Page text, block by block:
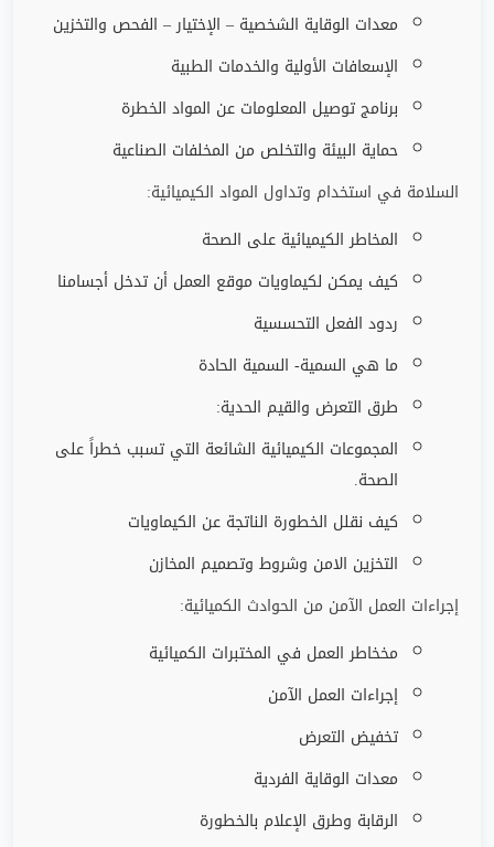
معدات الوقاية الشخصية – الإختيار – الفحص والتخزين
الإسعافات الأولية والخدمات الطبية
برنامج توصيل المعلومات عن المواد الخطرة
حماية البيئة والتخلص من المخلفات الصناعية
السلامة في استخدام وتداول المواد الكيميائية:
المخاطر الكيميائية على الصحة
كيف يمكن لكيماويات موقع العمل أن تدخل أجسامنا
ردود الفعل التحسسية
ما هي السمية- السمية الحادة
طرق التعرض والقيم الحدية:
المجموعات الكيميائية الشائعة التي تسبب خطراً على
الصحة.
كيف نقلل الخطورة الناتجة عن الكيماويات
التخزين الامن وشروط وتصميم المخازن
إجراءات العمل الآمن من الحوادث الكميائية:
مخخاطر العمل في المختبرات الكميائية
إجراءات العمل الآمن
تخفيض التعرض
معدات الوقاية الفردية
الرقابة وطرق الإعلام بالخطورة